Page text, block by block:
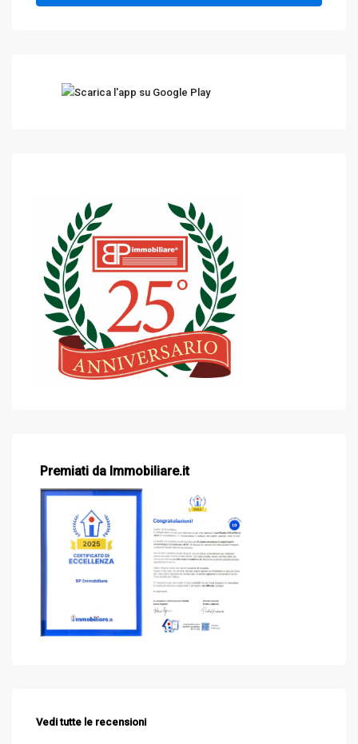
Premiati da Immobiliare.it
Vedi tutte le recensioni